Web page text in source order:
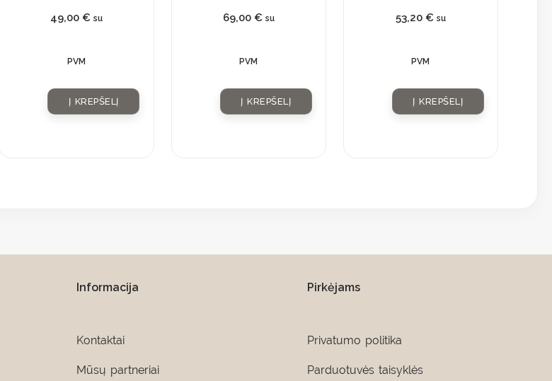
49,00 € su
PVM
Į KREPŠELĮ
69,00 € su
PVM
Į KREPŠELĮ
natūraliu
53,20 € su
PVM
Į KREPŠELĮ
Informacija
Kontaktai
Mūsų partneriai
Pirkėjams
Privatumo politika
Parduotuvės taisyklės